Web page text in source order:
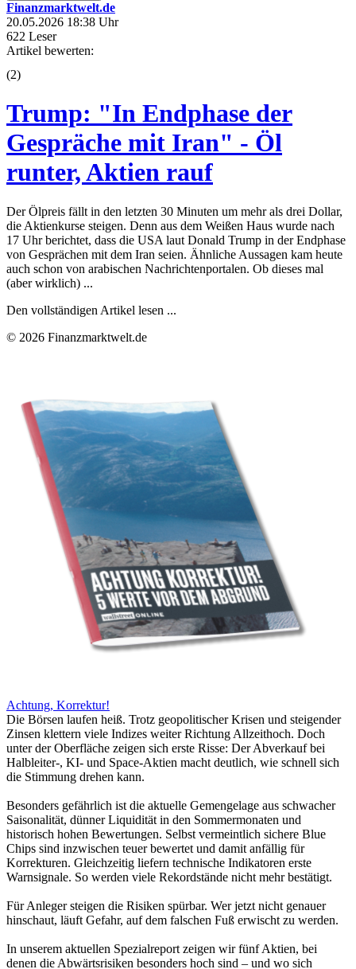
Finanzmarktwelt.de
20.05.2026 18:38 Uhr
622 Leser
Artikel bewerten:
(2)
Trump: "In Endphase der
Gespräche mit Iran" - Öl
runter, Aktien rauf
Der Ölpreis fällt in den letzten 30 Minuten um mehr als drei Dollar,
die Aktienkurse steigen. Denn aus dem Weißen Haus wurde nach
17 Uhr berichtet, dass die USA laut Donald Trump in der Endphase
von Gesprächen mit dem Iran seien. Ähnliche Aussagen kam heute
auch schon von arabischen Nachrichtenportalen. Ob dieses mal
(aber wirklich) ...
Den vollständigen Artikel lesen ...
© 2026 Finanzmarktwelt.de
Achtung, Korrektur!
Die Börsen laufen heiß. Trotz geopolitischer Krisen und steigender
Zinsen klettern viele Indizes weiter Richtung Allzeithoch. Doch
unter der Oberfläche zeigen sich erste Risse: Der Abverkauf bei
Halbleiter-, KI- und Space-Aktien macht deutlich, wie schnell sich
die Stimmung drehen kann.
Besonders gefährlich ist die aktuelle Gemengelage aus schwacher
Saisonalität, dünner Liquidität in den Sommermonaten und
historisch hohen Bewertungen. Selbst vermeintlich sichere Blue
Chips sind inzwischen teuer bewertet und damit anfällig für
Korrekturen. Gleichzeitig liefern technische Indikatoren erste
Warnsignale. So werden viele Rekordstände nicht mehr bestätigt.
Für Anleger steigen die Risiken spürbar. Wer jetzt nicht genauer
hinschaut, läuft Gefahr, auf dem falschen Fuß erwischt zu werden.
In unserem aktuellen Spezialreport zeigen wir fünf Aktien, bei
denen die Abwärtsrisiken besonders hoch sind – und wo sich